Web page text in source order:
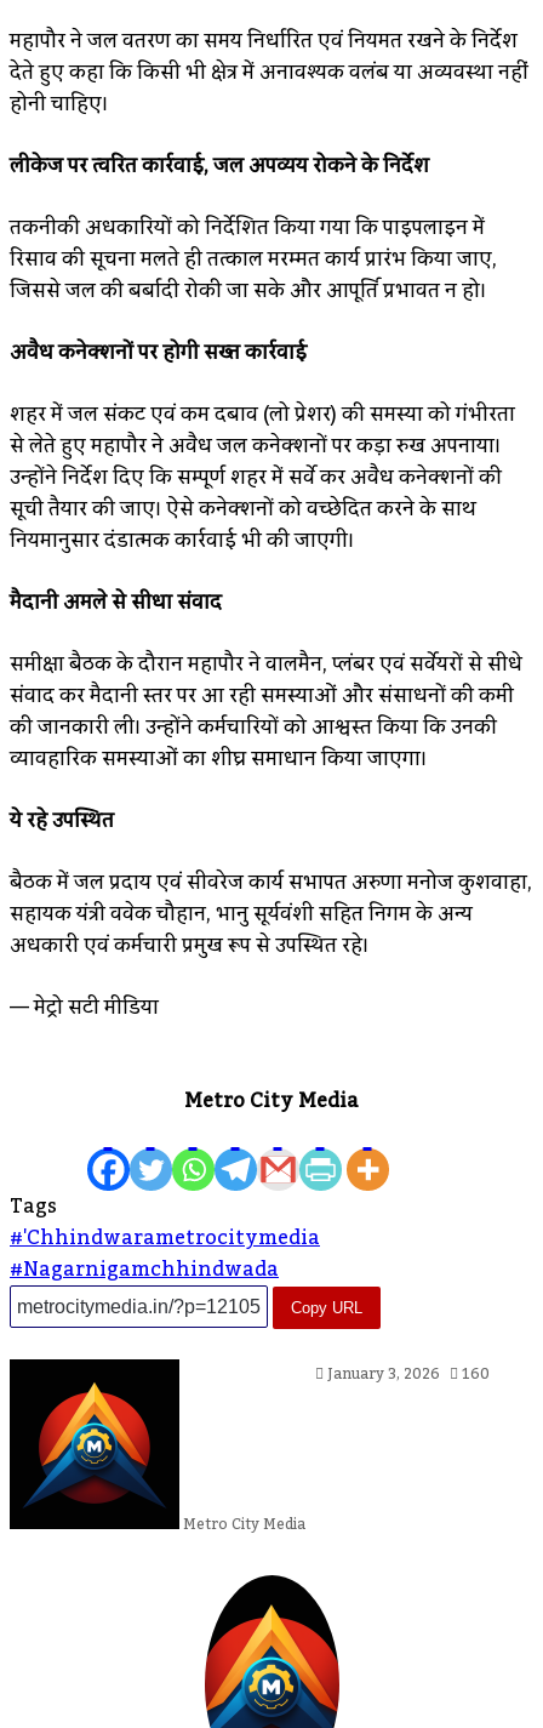
महापौर ने जल वितरण का समय निर्धारित एवं नियमित रखने के निर्देश
देते हुए कहा कि किसी भी क्षेत्र में अनावश्यक विलंब या अव्यवस्था नहीं
होनी चाहिए।
लीकेज पर त्वरित कार्रवाई, जल अपव्यय रोकने के निर्देश
तकनीकी अधिकारियों को निर्देशित किया गया कि पाइपलाइन में
रिसाव की सूचना मिलते ही तत्काल मरम्मत कार्य प्रारंभ किया जाए,
जिससे जल की बर्बादी रोकी जा सके और आपूर्ति प्रभावित न हो।
अवैध कनेक्शनों पर होगी सख्त कार्रवाई
शहर में जल संकट एवं कम दबाव (लो प्रेशर) की समस्या को गंभीरता
से लेते हुए महापौर ने अवैध जल कनेक्शनों पर कड़ा रुख अपनाया।
उन्होंने निर्देश दिए कि सम्पूर्ण शहर में सर्वे कर अवैध कनेक्शनों की
सूची तैयार की जाए। ऐसे कनेक्शनों को विच्छेदित करने के साथ
नियमानुसार दंडात्मक कार्रवाई भी की जाएगी।
मैदानी अमले से सीधा संवाद
समीक्षा बैठक के दौरान महापौर ने वालमैन, प्लंबर एवं सर्वेयरों से सीधे
संवाद कर मैदानी स्तर पर आ रही समस्याओं और संसाधनों की कमी
की जानकारी ली। उन्होंने कर्मचारियों को आश्वस्त किया कि उनकी
व्यावहारिक समस्याओं का शीघ्र समाधान किया जाएगा।
ये रहे उपस्थित
बैठक में जल प्रदाय एवं सीवरेज कार्य सभापति अरुणा मनोज कुशवाहा,
सहायक यंत्री विवेक चौहान, भानु सूर्यवंशी सहित निगम के अन्य
अधिकारी एवं कर्मचारी प्रमुख रूप से उपस्थित रहे।
— मेट्रो सिटी मीडिया
Metro City Media
Tags
#'chhindwarametrocitymedia
#nagarnigamchhindwada
Copy URL
Metro City Media
SendJanuary 3, 2026 160